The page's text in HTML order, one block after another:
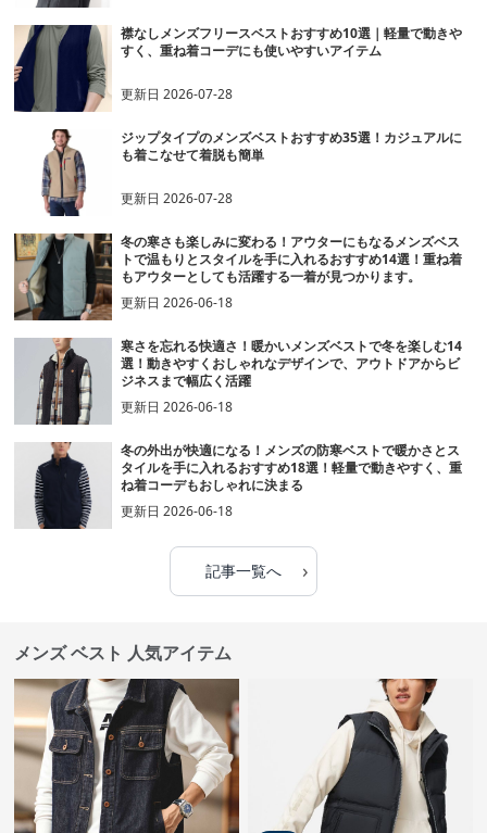
襟なしメンズフリースベストおすすめ10選｜軽量で動きや
すく、重ね着コーデにも使いやすいアイテム
更新日2026-07-28
ジップタイプのメンズベストおすすめ35選！カジュアルに
も着こなせて着脱も簡単
更新日2026-07-28
冬の寒さも楽しみに変わる！アウターにもなるメンズベス
トで温もりとスタイルを手に入れるおすすめ14選！重ね着
もアウターとしても活躍する一着が見つかります。
更新日2026-06-18
寒さを忘れる快適さ！暖かいメンズベストで冬を楽しむ14
選！動きやすくおしゃれなデザインで、アウトドアからビ
ジネスまで幅広く活躍
更新日2026-06-18
冬の外出が快適になる！メンズの防寒ベストで暖かさとス
タイルを手に入れるおすすめ18選！軽量で動きやすく、重
ね着コーデもおしゃれに決まる
更新日2026-06-18
記事一覧へ ›
メンズ ベスト 人気アイテム